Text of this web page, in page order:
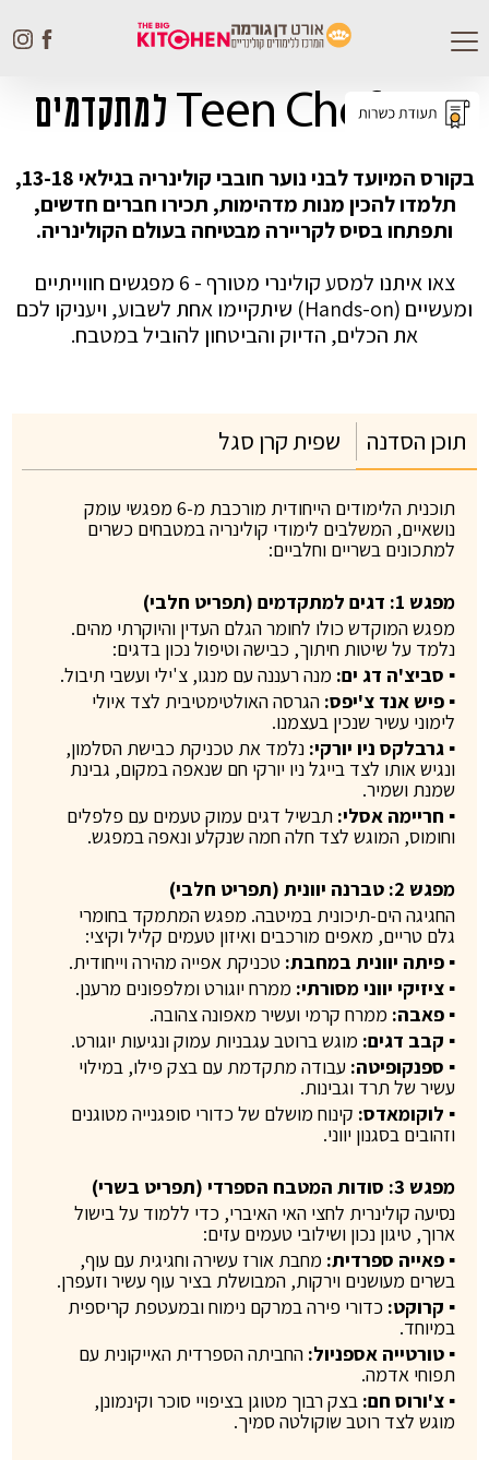
Toggle
Teen Chef Pro למתקדמים
בקורס המיועד לבני נוער חובבי קולינריה בגילאי 13-18,
תלמדו להכין מנות מדהימות, תכירו חברים חדשים,
ותפתחו בסיס לקריירה מבטיחה בעולם הקולינריה.
צאו איתנו למסע קולינרי מטורף - 6 מפגשים חווייתיים
ומעשיים (Hands-on) שיתקיימו אחת לשבוע, ויעניקו לכם
את הכלים, הדיוק והביטחון להוביל במטבח.
תוכן הסדנה שפית קרן סגל
תוכנית הלימודים הייחודית מורכבת מ-6 מפגשי עומק
נושאיים, המשלבים לימודי קולינריה במטבחים כשרים
למתכונים בשריים וחלביים:
מפגש 1: דגים למתקדמים (תפריט חלבי)
מפגש המוקדש כולו לחומר הגלם העדין והיוקרתי מהים.
נלמד על שיטות חיתוך, כבישה וטיפול נכון בדגים:
▪ סביצ'ה דג ים: מנה רעננה עם מנגו, צ'ילי ועשבי תיבול.
▪ פיש אנד צ'יפס: הגרסה האולטימטיבית לצד איולי
לימוני עשיר שנכין בעצמנו.
▪ גרבלקס ניו יורקי: נלמד את טכניקת כבישת הסלמון,
ונגיש אותו לצד בייגל ניו יורקי חם שנאפה במקום, גבינת
שמנת ושמיר.
▪ חריימה אסלי: תבשיל דגים עמוק טעמים עם פלפלים
וחומוס, המוגש לצד חלה חמה שנקלע ונאפה במפגש.
מפגש 2: טברנה יוונית (תפריט חלבי)
החגיגה הים-תיכונית במיטבה. מפגש המתמקד בחומרי
גלם טריים, מאפים מורכבים ואיזון טעמים קליל וקיצי:
▪ פיתה יוונית במחבת: טכניקת אפייה מהירה וייחודית.
▪ ציזיקי יווני מסורתי: ממרח יוגורט ומלפפונים מרענן.
▪ פאבה: ממרח קרמי ועשיר מאפונה צהובה.
▪ קבב דגים: מוגש ברוטב עגבניות עמוק ונגיעות יוגורט.
▪ ספנקופיטה: עבודה מתקדמת עם בצק פילו, במילוי
עשיר של תרד וגבינות.
▪ לוקומאדס: קינוח מושלם של כדורי סופגנייה מטוגנים
וזהובים בסגנון יווני.
מפגש 3: סודות המטבח הספרדי (תפריט בשרי)
נסיעה קולינרית לחצי האי האיברי, כדי ללמוד על בישול
ארוך, טיגון נכון ושילובי טעמים עזים:
▪ פאייה ספרדית: מחבת אורז עשירה וחגיגית עם עוף,
בשרים מעושנים וירקות, המבושלת בציר עוף עשיר וזעפרן.
▪ קרוקט: כדורי פירה במרקם נימוח ובמעטפת קריספית
במיוחד.
▪ טורטייה אספניול: החביתה הספרדית האייקונית עם
תפוחי אדמה.
▪ צ'ורוס חם:בצק רבוך מטוגן בציפויי סוכר וקינמונן,
מוגש לצד רוטב שוקולטה סמיך.